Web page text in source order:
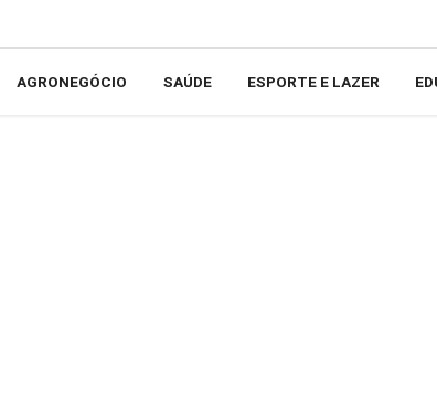
AGRONEGÓCIO SAÚDE ESPORTE E LAZER